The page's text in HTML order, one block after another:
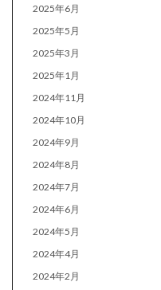
2025年6月
2025年5月
2025年3月
2025年1月
2024年11月
2024年10月
2024年9月
2024年8月
2024年7月
2024年6月
2024年5月
2024年4月
2024年2月